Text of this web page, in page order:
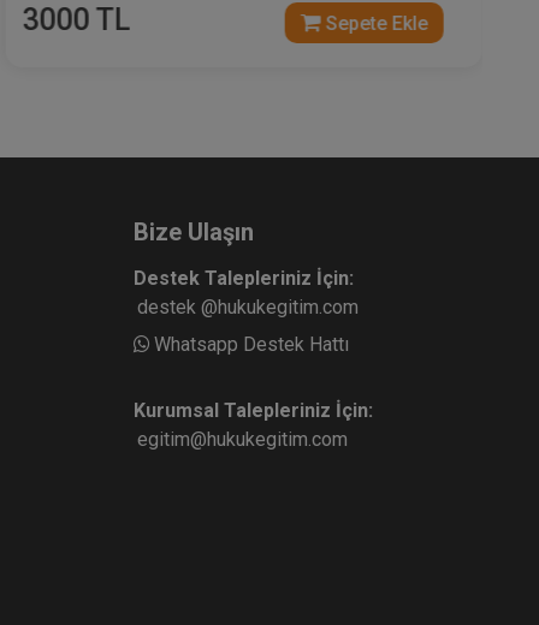
3000 TL Sepete Ekle
Bize Ulaşın
Destek Talepleriniz İçin:
destek @hukukegitim.com
Whatsapp Destek Hattı
Kurumsal Talepleriniz İçin:
egitim@hukukegitim.com